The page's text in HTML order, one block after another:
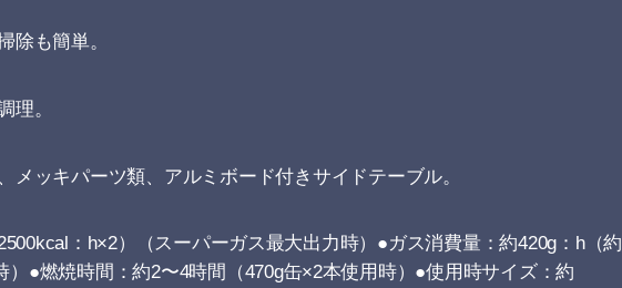
除も簡単。
理。
メッキパーツ類、アルミボード付きサイドテーブル。
：h×2）（スーパーガス最大出力時）●ガス消費量：約420g：h（約
●燃焼時間：約2〜4時間（470g缶×2本使用時）●使用時サイズ：約